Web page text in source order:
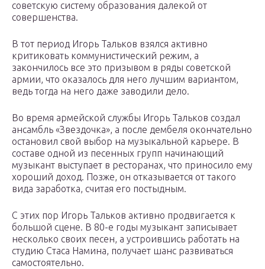
советскую систему образования далекой от
совершенства.
В тот период Игорь Тальков взялся активно
критиковать коммунистический режим, а
закончилось все это призывом в ряды советской
армии, что оказалось для него лучшим вариантом,
ведь тогда на него даже заводили дело.
Во время армейской службы Игорь Тальков создал
ансамбль «Звездочка», а после дембеля окончательно
остановил свой выбор на музыкальной карьере. В
составе одной из песенных групп начинающий
музыкант выступает в ресторанах, что приносило ему
хороший доход. Позже, он отказывается от такого
вида заработка, считая его постыдным.
С этих пор Игорь Тальков активно продвигается к
большой сцене. В 80-е годы музыкант записывает
несколько своих песен, а устроившись работать на
студию Стаса Намина, получает шанс развиваться
самостоятельно.